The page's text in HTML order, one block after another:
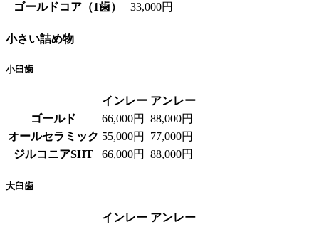
ゴールドコア（1歯）
33,000円
小さい詰め物
小臼歯
インレー アンレー
ゴールド
66,000円
88,000円
オールセラミック 55,000円
77,000円
ジルコニアSHT
66,000円 88,000円
大臼歯
インレー アンレー